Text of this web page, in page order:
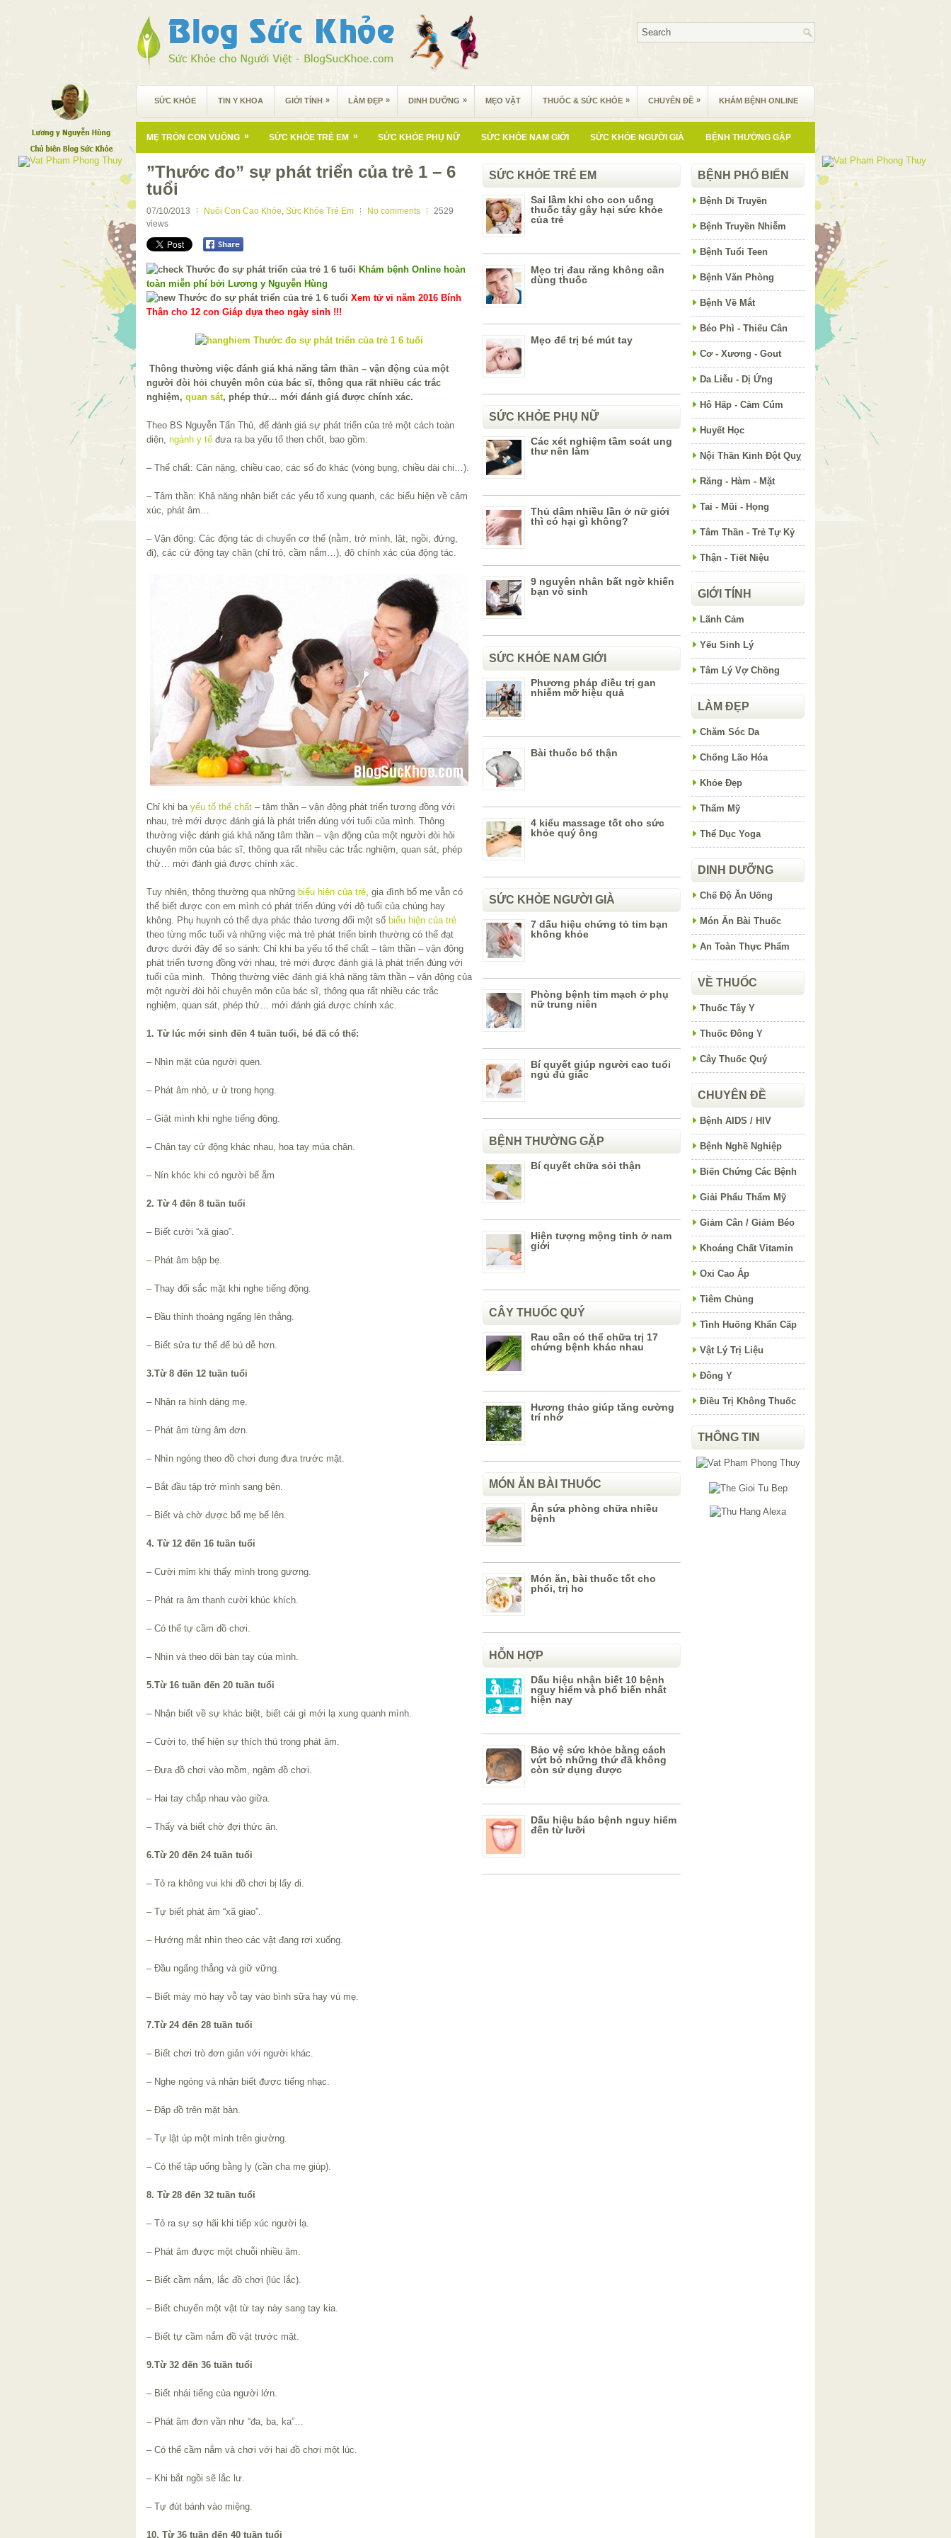
SỨC KHỎE TIN Y KHOA GIỚI TÍNH » LÀM ĐẸP » DINH DƯỠNG » MẸO VẶT THUỐC & SỨC KHỎE » CHUYÊN ĐỀ » KHÁM BỆNH ONLINE
MẸ TRÒN CON VUÔNG » SỨC KHỎE TRẺ EM » SỨC KHỎE PHỤ NỮ SỨC KHỎE NAM GIỚI SỨC KHỎE NGƯỜI GIÀ BỆNH THƯỜNG GẶP
”Thước đo” sự phát triển của trẻ 1 – 6
tuổi
07/10/2013 Nuôi Con Cao Khỏe, Sức Khỏe Trẻ Em No comments
2529
views
Khám bệnh Online hoàn
toàn miễn phí bởi Lương y Nguyễn Hùng
Xem tử vi năm 2016 Bính
Thân cho 12 con Giáp dựa theo ngày sinh !!!
Thông thường việc đánh giá khả năng tâm thần – vận động của một
người đòi hỏi chuyên môn của bác sĩ, thông qua rất nhiều các trắc
nghiệm, quan sát, phép thử… mới đánh giá được chính xác.
Theo BS Nguyễn Tấn Thủ, để đánh giá sự phát triển của trẻ một cách toàn
diện, ngành y tế đưa ra ba yếu tố then chốt, bao gồm:
– Thể chất: Cân nặng, chiều cao, các số đo khác (vòng bụng, chiều dài chi…).
– Tâm thần: Khả năng nhận biết các yếu tố xung quanh, các biểu hiện về cảm
xúc, phát âm…
– Vận động: Các động tác di chuyển cơ thể (nằm, trở mình, lật, ngồi, đứng,
đi), các cử động tay chân (chỉ trỏ, cầm nắm…), độ chính xác của động tác.
Chỉ khi ba yếu tố thể chất – tâm thần – vận động phát triển tương đồng với
nhau, trẻ mới được đánh giá là phát triển đúng với tuổi của mình. Thông
thường việc đánh giá khả năng tâm thần – vận động của một người đòi hỏi
chuyên môn của bác sĩ, thông qua rất nhiều các trắc nghiệm, quan sát, phép
thử… mới đánh giá được chính xác.
Tuy nhiên, thông thường qua những biểu hiện của trẻ , gia đình bố mẹ vẫn có
thể biết được con em mình có phát triển đúng với độ tuổi của chúng hay
không. Phụ huynh có thể dựa phác thảo tương đối một số biểu hiện của trẻ
theo từng mốc tuổi và những việc mà trẻ phát triển bình thường có thể đạt
được dưới đây để so sánh: Chỉ khi ba yếu tố thể chất – tâm thần – vận động
phát triển tương đồng với nhau, trẻ mới được đánh giá là phát triển đúng với
tuổi của mình. Thông thường việc đánh giá khả năng tâm thần – vận động của
một người đòi hỏi chuyên môn của bác sĩ, thông qua rất nhiều các trắc
nghiệm, quan sát, phép thử… mới đánh giá được chính xác.
1. Từ lúc mới sinh đến 4 tuần tuổi, bé đã có thể:
– Nhìn mặt của người quen.
– Phát âm nhỏ, ư ử trong họng.
– Giật mình khi nghe tiếng động.
– Chân tay cử động khác nhau, hoa tay múa chân.
– Nín khóc khi có người bế ẵm
2. Từ 4 đến 8 tuần tuổi
– Biết cười “xã giao”.
– Phát âm bập bẹ.
– Thay đổi sắc mặt khi nghe tiếng động.
– Đầu thỉnh thoảng ngẩng lên thẳng.
– Biết sửa tư thế để bú dễ hơn.
3.Từ 8 đến 12 tuần tuổi
– Nhận ra hình dáng mẹ.
– Phát âm từng âm đơn.
– Nhìn ngóng theo đồ chơi đung đưa trước mặt.
– Bắt đầu tập trở mình sang bên.
– Biết và chờ được bố mẹ bế lên.
4. Từ 12 đến 16 tuần tuổi
– Cười mỉm khi thấy mình trong gương.
– Phát ra âm thanh cười khúc khích.
– Có thể tự cầm đồ chơi.
– Nhìn và theo dõi bàn tay của mình.
5.Từ 16 tuần đến 20 tuần tuổi
– Nhận biết về sự khác biệt, biết cái gì mới lạ xung quanh mình.
– Cười to, thể hiện sự thích thú trong phát âm.
– Đưa đồ chơi vào mồm, ngậm đồ chơi.
– Hai tay chắp nhau vào giữa.
– Thấy và biết chờ đợi thức ăn.
6.Từ 20 đến 24 tuần tuổi
– Tỏ ra không vui khi đồ chơi bị lấy đi.
– Tự biết phát âm “xã giao”.
– Hướng mắt nhìn theo các vật đang rơi xuống.
– Đầu ngẩng thẳng và giữ vững.
– Biết mày mò hay vỗ tay vào bình sữa hay vú mẹ.
7.Từ 24 đến 28 tuần tuổi
– Biết chơi trò đơn giản với người khác.
– Nghe ngóng và nhận biết được tiếng nhạc.
– Đập đồ trên mặt bàn.
– Tự lật úp một mình trên giường.
– Có thể tập uống bằng ly (cần cha mẹ giúp).
8. Từ 28 đến 32 tuần tuổi
– Tỏ ra sự sợ hãi khi tiếp xúc người lạ.
– Phát âm được một chuỗi nhiều âm.
– Biết cầm nắm, lắc đồ chơi (lúc lắc).
– Biết chuyển một vật từ tay này sang tay kia.
– Biết tự cầm nắm đồ vật trước mặt.
9.Từ 32 đến 36 tuần tuổi
– Biết nhái tiếng của người lớn.
– Phát âm đơn vần như “đa, ba, ka”…
– Có thể cầm nắm và chơi với hai đồ chơi một lúc.
– Khi bắt ngồi sẽ lắc lư.
– Tự đút bánh vào miệng.
10. Từ 36 tuần đến 40 tuần tuổi
SỨC KHỎE TRẺ EM
Sai lầm khi cho con uống
thuốc tây gây hại sức khỏe
của trẻ
Mẹo trị đau răng không cần
dùng thuốc
Mẹo để trị bé mút tay
SỨC KHỎE PHỤ NỮ
Các xét nghiệm tầm soát ung
thư nên làm
Thủ dâm nhiều lần ở nữ giới
thì có hại gì không?
9 nguyên nhân bất ngờ khiến
bạn vô sinh
SỨC KHỎE NAM GIỚI
Phương pháp điều trị gan
nhiễm mỡ hiệu quả
Bài thuốc bổ thận
4 kiểu massage tốt cho sức
khỏe quý ông
SỨC KHỎE NGƯỜI GIÀ
7 dấu hiệu chứng tỏ tim bạn
không khỏe
Phòng bệnh tim mạch ở phụ
nữ trung niên
Bí quyết giúp người cao tuổi
ngủ đủ giấc
BỆNH THƯỜNG GẶP
Bí quyết chữa sỏi thận
Hiện tượng mộng tinh ở nam
giới
CÂY THUỐC QUÝ
Rau cần có thể chữa trị 17
chứng bệnh khác nhau
Hương thảo giúp tăng cường
trí nhớ
MÓN ĂN BÀI THUỐC
Ăn sứa phòng chữa nhiều
bệnh
Món ăn, bài thuốc tốt cho
phổi, trị ho
HỖN HỢP
Dấu hiệu nhận biết 10 bệnh
nguy hiểm và phổ biến nhất
hiện nay
Bảo vệ sức khỏe bằng cách
vứt bỏ những thứ đã không
còn sử dụng được
Dấu hiệu báo bệnh nguy hiểm
đến từ lưỡi
BỆNH PHỔ BIẾN
Bệnh Di Truyền
Bệnh Truyền Nhiễm
Bệnh Tuổi Teen
Bệnh Văn Phòng
Bệnh Về Mắt
Béo Phì - Thiếu Cân
Cơ - Xương - Gout
Da Liễu - Dị Ứng
Hô Hấp - Cảm Cúm
Huyết Học
Nội Thần Kinh Đột Quỵ
Răng - Hàm - Mặt
Tai - Mũi - Họng
Tâm Thần - Trẻ Tự Kỷ
Thận - Tiết Niệu
GIỚI TÍNH
Lãnh Cảm
Yếu Sinh Lý
Tâm Lý Vợ Chồng
LÀM ĐẸP
Chăm Sóc Da
Chống Lão Hóa
Khỏe Đẹp
Thẩm Mỹ
Thể Dục Yoga
DINH DƯỠNG
Chế Độ Ăn Uống
Món Ăn Bài Thuốc
An Toàn Thực Phẩm
VỀ THUỐC
Thuốc Tây Y
Thuốc Đông Y
Cây Thuốc Quý
CHUYÊN ĐỀ
Bệnh AIDS / HIV
Bệnh Nghề Nghiệp
Biến Chứng Các Bệnh
Giải Phẩu Thẩm Mỹ
Giảm Cân / Giảm Béo
Khoáng Chất Vitamin
Oxi Cao Áp
Tiêm Chủng
Tình Huống Khẩn Cấp
Vật Lý Trị Liệu
Đông Y
Điều Trị Không Thuốc
THÔNG TIN